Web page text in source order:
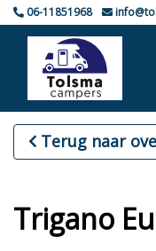
06-11851968
Terug naar
Trigano